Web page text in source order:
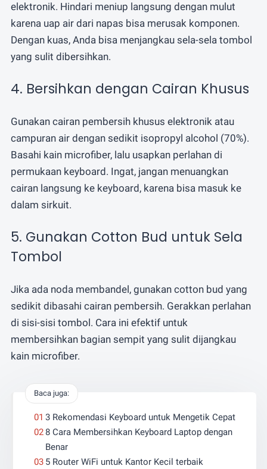
elektronik. Hindari meniup langsung dengan mulut
karena uap air dari napas bisa merusak komponen.
Dengan kuas, Anda bisa menjangkau sela-sela tombol
yang sulit dibersihkan.
4. Bersihkan dengan Cairan Khusus
Gunakan cairan pembersih khusus elektronik atau
campuran air dengan sedikit isopropyl alcohol (70%).
Basahi kain microfiber, lalu usapkan perlahan di
permukaan keyboard. Ingat, jangan menuangkan
cairan langsung ke keyboard, karena bisa masuk ke
dalam sirkuit.
5. Gunakan Cotton Bud untuk Sela
Tombol
Jika ada noda membandel, gunakan cotton bud yang
sedikit dibasahi cairan pembersih. Gerakkan perlahan
di sisi-sisi tombol. Cara ini efektif untuk
membersihkan bagian sempit yang sulit dijangkau
kain microfiber.
Baca juga:
3 Rekomendasi Keyboard untuk Mengetik Cepat
8 Cara Membersihkan Keyboard Laptop dengan
Benar
5 Router WiFi untuk Kantor Kecil terbaik